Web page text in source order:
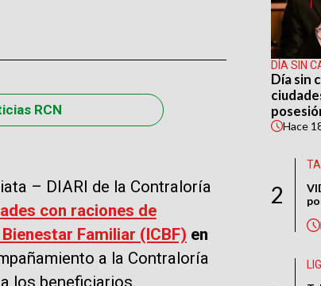
RCN
– DIARI de la Contraloría
con raciones de
Familiar (ICBF) en
a la Contraloría
los beneficiarios.
DÍA SIN
Día sin
Hace
2